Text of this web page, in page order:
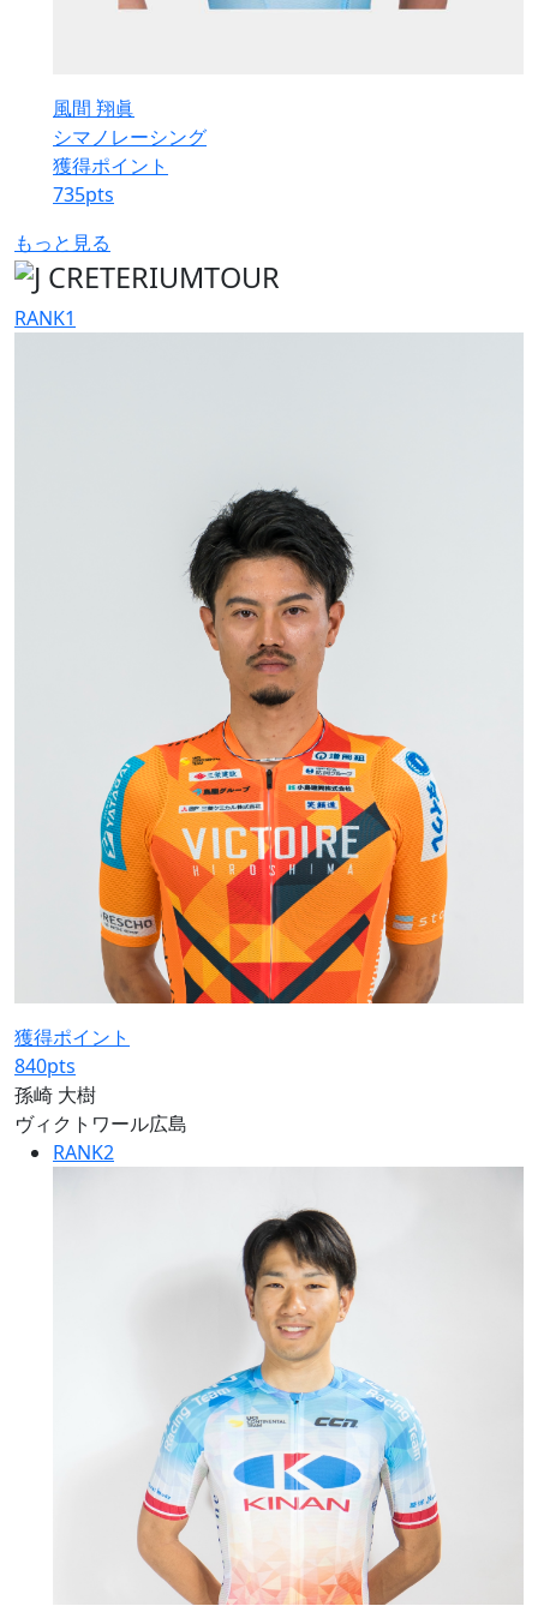
風間 翔眞
シマノレーシング
獲得ポイント
735pts
もっと見る
RANK1
獲得ポイント
840pts
孫崎 大樹
ヴィクトワール広島
RANK2